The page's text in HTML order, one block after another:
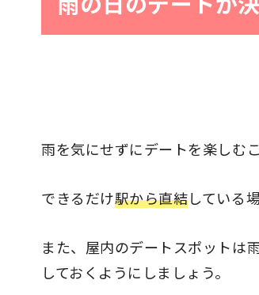
雨を気にせずにデートを楽しむ
できるだけ駅から直結している
また、屋内のデートスポットは
しておくようにしましょう。